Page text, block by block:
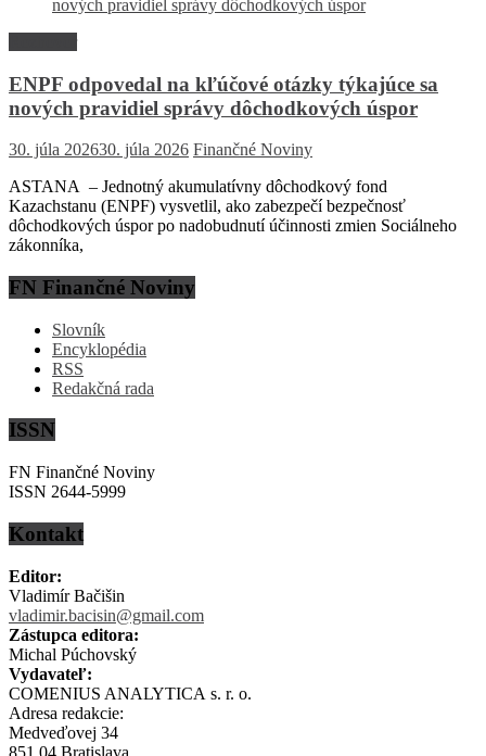
ENPF odpovedal na kľúčové otázky týkajúce sa
nových pravidiel správy dôchodkových úspor
30. júla 202630. júla 2026 Finančné Noviny
ASTANA – Jednotný akumulatívny dôchodkový fond
Kazachstanu (ENPF) vysvetlil, ako zabezpečí bezpečnosť
dôchodkových úspor po nadobudnutí účinnosti zmien Sociálneho
zákonníka,
FN Finančné Noviny
Slovník
Encyklopédia
RSS
Redakčná rada
ISSN
FN Finančné Noviny
ISSN 2644-5999
Kontakt
Editor:
Vladimír Bačišin
vladimir.bacisin@gmail.com
Zástupca editora:
Michal Púchovský
Vydavateľ:
COMENIUS ANALYTICA s. r. o.
Adresa redakcie:
Medveďovej 34
851 04 Bratislava